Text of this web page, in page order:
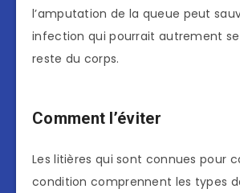
l’amputation de la queue peut
infection qui pourrait autrement
reste du corps.
Comment l’éviter
Les litières qui sont connues pour
condition comprennent les types